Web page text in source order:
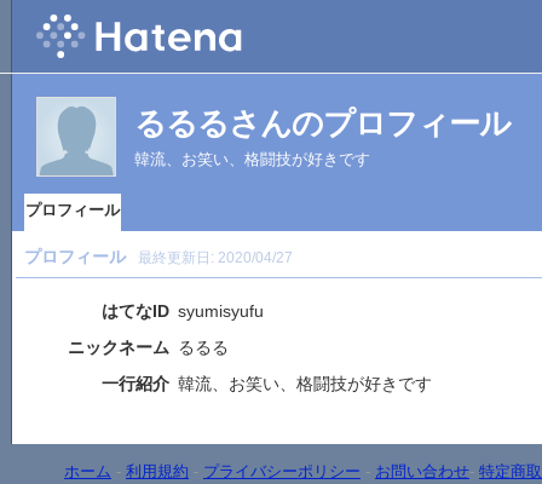
るるるさんのプロフィール
韓流、お笑い、格闘技が好きです
プロフィール
プロフィール 最終更新日: 2020/04/27
はてなID syumisyufu
ニックネーム るるる
一行紹介 韓流、お笑い、格闘技が好きです
ホーム - 利用規約 - プライバシーポリシー - お問い合わせ- 特定商